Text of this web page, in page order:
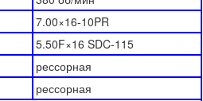
7.00×16-10PR
5.50F×16 SDC-115
рессорная
рессорная